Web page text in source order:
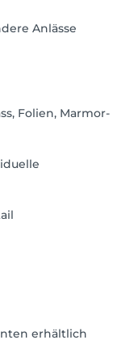
Anlässe
Folien, Marmor-
erhältlich